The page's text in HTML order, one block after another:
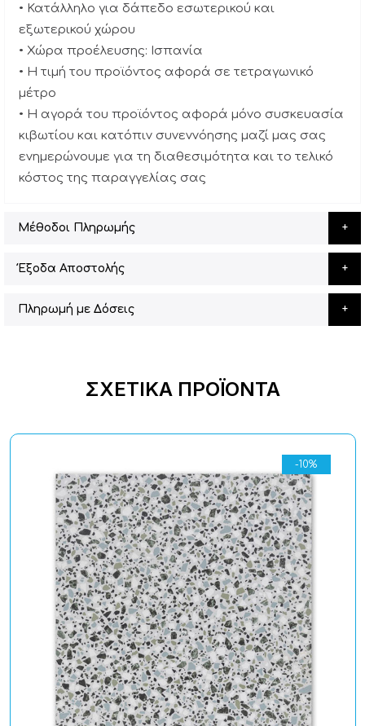
• Κατάλληλο για δάπεδο εσωτερικού και
εξωτερικού χώρου
• Χώρα προέλευσης: Ισπανία
• Η τιμή του προϊόντος αφορά σε τετραγωνικό
μέτρο
• Η αγορά του προϊόντος αφορά μόνο συσκευασία
κιβωτίου και κατόπιν συνεννόησης μαζί μας σας
ενημερώνουμε για τη διαθεσιμότητα και το τελικό
κόστος της παραγγελίας σας
Μέθοδοι Πληρωμής
Έξοδα Αποστολής
Πληρωμή με Δόσεις
ΣΧΕΤΙΚΆ ΠΡΟΪΌΝΤΑ
-10%